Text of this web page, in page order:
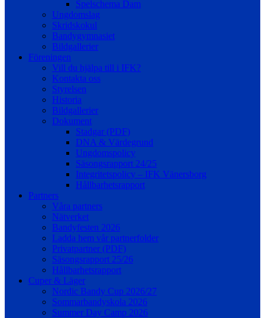
Spelschema Dam
Ungdomslag
Skridskokul
Bandygymnasiet
Bildgallerier
Föreningen
Vill du hjälpa till i IFK?
Kontakta oss
Styrelsen
Historia
Bildgallerier
Dokument
Stadgar (PDF)
DNA & Värdegrund
Ungdomspolicy
Säsongsrapport 24/25
Integritetspolicy – IFK Vänersborg
Hållbarhetsrapport
Partners
Våra partners
Nätverket
Bandyfesten 2026
Ladda hem vår partnerfolder
Privatpartner (PDF)
Säsongsrapport 25/26
Hållbarhetsrapport
Cuper & Läger
Nordic Bandy Cup 2026/27
Sommarbandyskola 2026
Summer Day Camp 2026